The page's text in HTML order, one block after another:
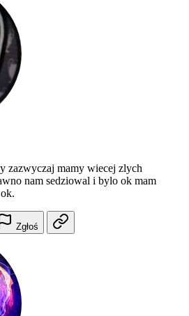
zazwyczaj mamy wiecej zlych
nam sedziowal i bylo ok mam
Zgłoś